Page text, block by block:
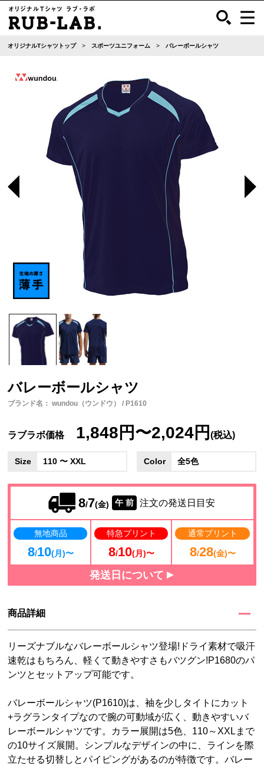
オリジナルTシャツトップ スポーツユニフォーム バレーボールシャツ
バレーボールシャツ
ブランド名： wundou（ウンドウ） / P1610
ラブラボ価格 1,848円〜2,024円(税込)
Size 110 〜 XXL Color 全5色
8/7(金) 午 前 注文の発送日目安
無地商品
8/10(月)〜
特急プリント
8/10(月)〜
通常プリント
8/28(金)〜
発送日について
商品詳細
リーズナブルなバレーボールシャツ登場!ドライ素材で吸汗
速乾はもちろん、軽くて動きやすさもバツグン!P1680のパ
ンツとセットアップ可能です。
バレーボールシャツ(P1610)は、袖を少しタイトにカット
+ラグランタイプなので腕の可動域が広く、動きやすいバ
レーボールシャツです。カラー展開は5色、110～XXLまで
の10サイズ展開。シンプルなデザインの中に、ラインを際
立たせる切替しとパイピングがあるのが特徴です。バレー